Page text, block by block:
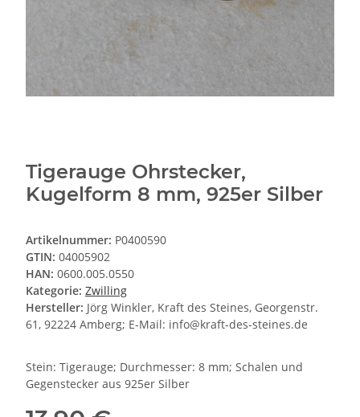
Tigerauge Ohrstecker,
Kugelform 8 mm, 925er Silber
Artikelnummer: P0400590
GTIN: 04005902
HAN: 0600.005.0550
Kategorie: Zwilling
Hersteller: Jörg Winkler, Kraft des Steines, Georgenstr.
61, 92224 Amberg; E-Mail: info@kraft-des-steines.de
Stein: Tigerauge; Durchmesser: 8 mm; Schalen und
Gegenstecker aus 925er Silber